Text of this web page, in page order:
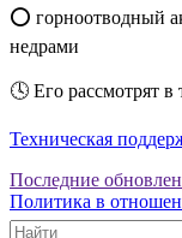
⭕ горноотводный
недрами
🕓 Его рассмотрят в
Техническая
Последние
Политика в